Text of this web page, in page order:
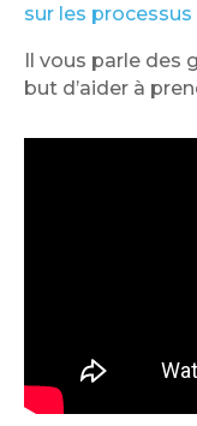
sur les
Il vous parle
but d’aider à